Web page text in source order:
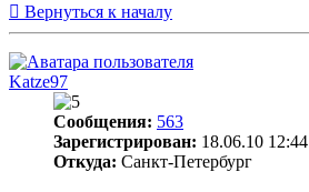
Вернуться к началу
Katze97
Сообщения: 563
Зарегистрирован: 18.06.10 12:44
Откуда: Санкт-Петербург